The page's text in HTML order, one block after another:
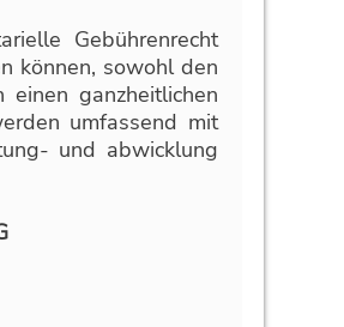
Gebührenrecht
können, sowohl den
ganzheitlichen
umfassend mit
und abwicklung